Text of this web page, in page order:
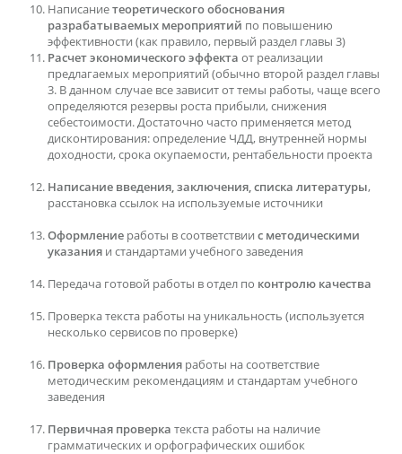
Написаниетеоретического обоснования
разрабатываемых мероприятий по повышению
эффективности (как правило, первый раздел главы 3)
Расчет экономического эффекта от реализации
предлагаемых мероприятий (обычно второй раздел главы
3. В данном случае все зависит от темы работы, чаще всего
определяются резервы роста прибыли, снижения
себестоимости. Достаточно часто применяется метод
дисконтирования: определение ЧДД, внутренней нормы
доходности, срока окупаемости, рентабельности проекта
Написание введения, заключения, списка литературы,
расстановка ссылок на используемые источники
Оформление работы в соответствии с методическими
указания и стандартами учебного заведения
Передача готовой работы в отдел по контролю качества
Проверка текста работы на уникальность (используется
несколько сервисов по проверке)
Проверка оформления работы на соответствие
методическим рекомендациям и стандартам учебного
заведения
Первичная проверка текста работы на наличие
грамматических и орфографических ошибок